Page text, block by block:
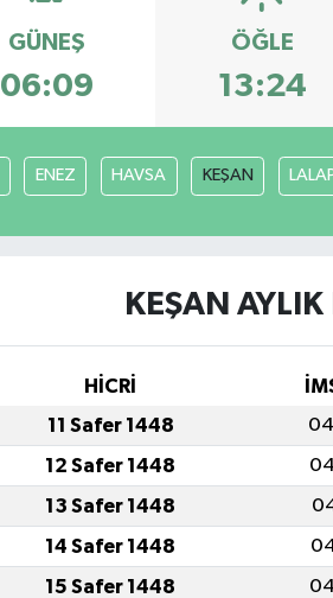
GÜNEŞ
06:09
ÖĞLE
13:24
ENEZ HAVSA KEŞAN
KEŞAN
HİCRİ
11 Safer 1448
12 Safer 1448
13 Safer 1448
14 Safer 1448
15 Safer 1448